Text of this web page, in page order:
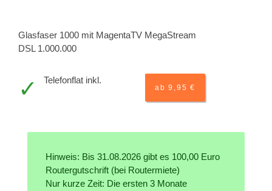
Glasfaser 1000 mit MagentaTV MegaStream
DSL 1.000.000
Telefonflat inkl.
ab 9,95 €
Hinweis: Bis 31.08.2026 gibt es 100,00 Euro
Routergutschrift (bei Routermiete)
Nur kurze Zeit: Die ersten 3 Monate